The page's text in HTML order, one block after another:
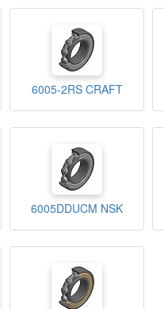
6005-2RS CRAFT
6005DDUCM NSK